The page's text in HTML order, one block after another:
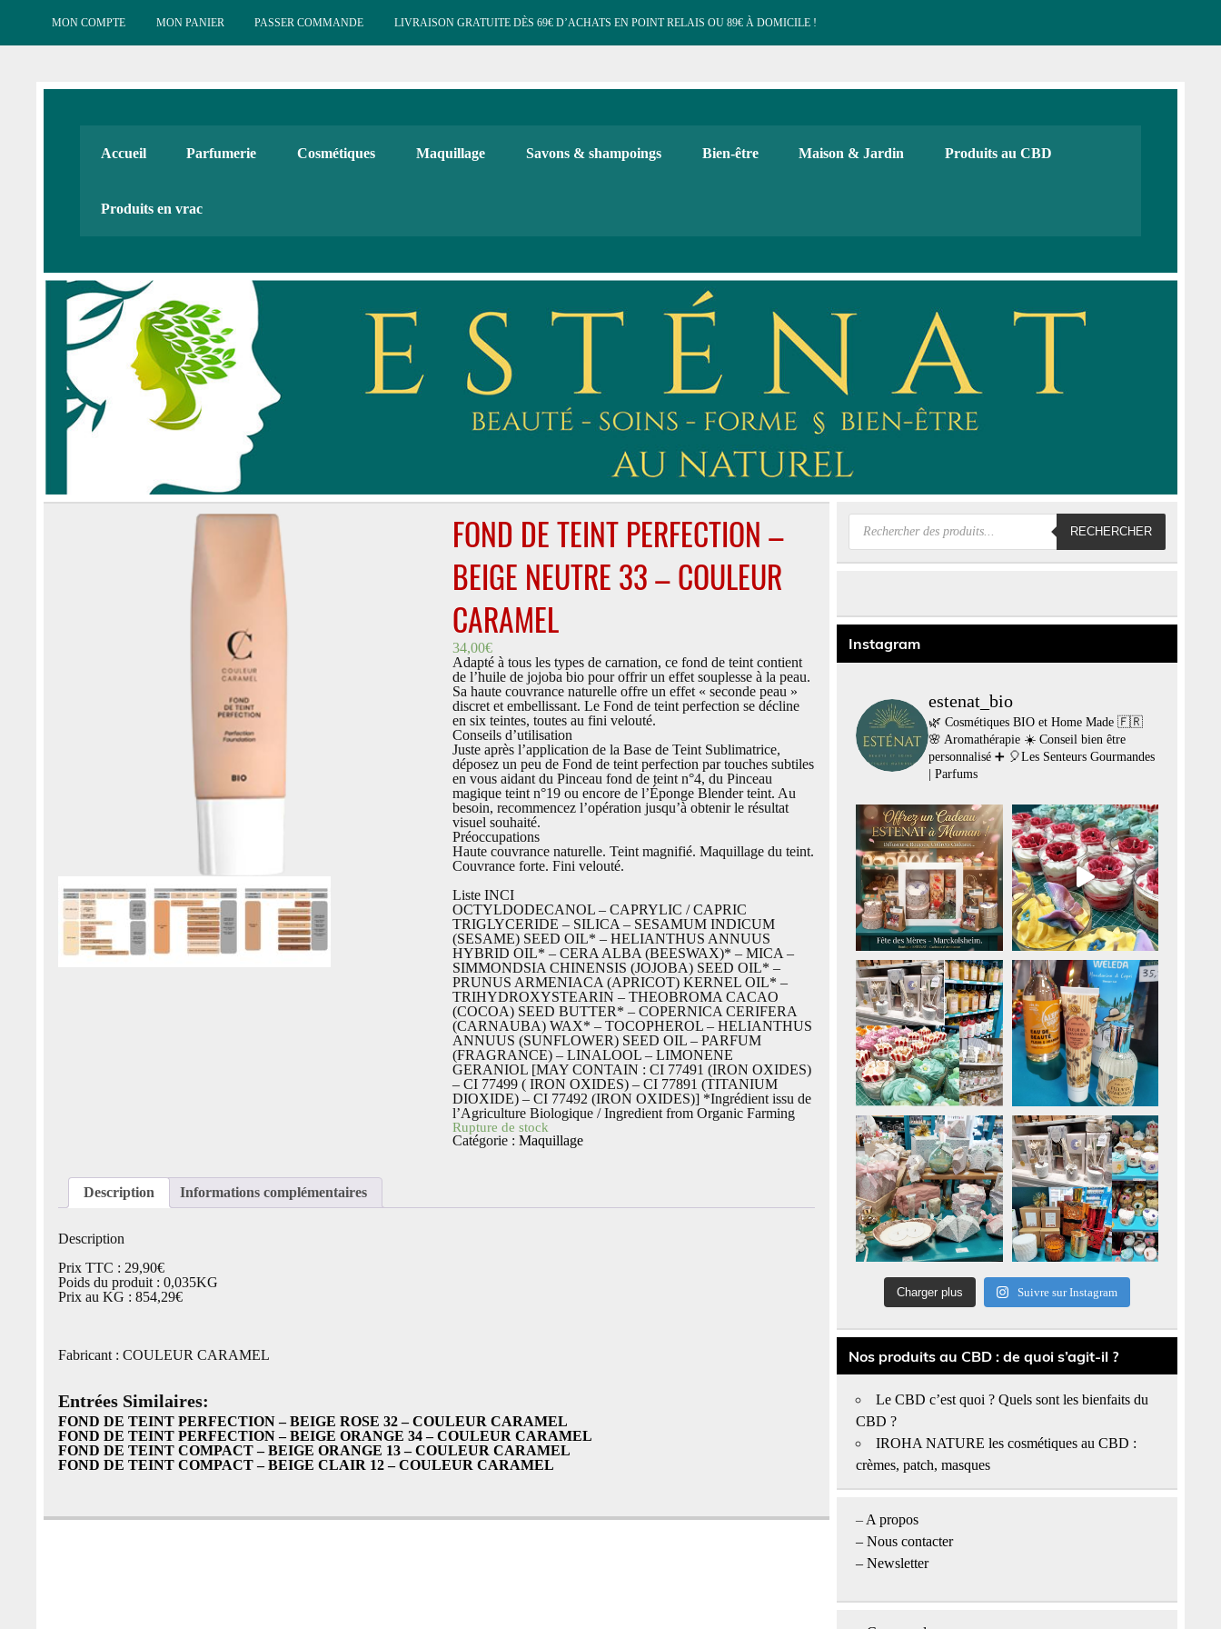
MON COMPTE MON PANIER PASSER COMMANDE LIVRAISON GRATUITE DÈS 69€ D’ACHATS EN POINT RELAIS OU 89€ À DOMICILE !
Esténat : Parfumerie cosmétiques maquillage CBD français Bio
Accueil
Parfumerie Cosmétiques Maquillage Savons & shampoings Bien-être Maison & Jardin Produits au CBD
Produits en vrac
FOND DE TEINT PERFECTION –
BEIGE NEUTRE 33 – COULEUR
CARAMEL
34,00€
Adapté à tous les types de carnation, ce fond de teint contient
de l’huile de jojoba bio pour offrir un effet souplesse à la peau.
Sa haute couvrance naturelle offre un effet « seconde peau »
discret et embellissant. Le Fond de teint perfection se décline
en six teintes, toutes au fini velouté.
Conseils d’utilisation
Juste après l’application de la Base de Teint Sublimatrice,
déposez un peu de Fond de teint perfection par touches subtiles
en vous aidant du Pinceau fond de teint n°4, du Pinceau
magique teint n°19 ou encore de l’Éponge Blender teint. Au
besoin, recommencez l’opération jusqu’à obtenir le résultat
visuel souhaité.
Préoccupations
Haute couvrance naturelle. Teint magnifié. Maquillage du teint.
Couvrance forte. Fini velouté.
Liste INCI
OCTYLDODECANOL – CAPRYLIC / CAPRIC
TRIGLYCERIDE – SILICA – SESAMUM INDICUM
(SESAME) SEED OIL* – HELIANTHUS ANNUUS
HYBRID OIL* – CERA ALBA (BEESWAX)* – MICA –
SIMMONDSIA CHINENSIS (JOJOBA) SEED OIL* –
PRUNUS ARMENIACA (APRICOT) KERNEL OIL* –
TRIHYDROXYSTEARIN – THEOBROMA CACAO
(COCOA) SEED BUTTER* – COPERNICA CERIFERA
(CARNAUBA) WAX* – TOCOPHEROL – HELIANTHUS
ANNUUS (SUNFLOWER) SEED OIL – PARFUM
(FRAGRANCE) – LINALOOL – LIMONENE 
GERANIOL [MAY CONTAIN : CI 77491 (IRON OXIDES)
– CI 77499 ( IRON OXIDES) – CI 77891 (TITANIUM
DIOXIDE) – CI 77492 (IRON OXIDES)] *Ingrédient issu de
l’Agriculture Biologique / Ingredient from Organic Farming
Rupture de stock
Catégorie : Maquillage
Description Informations complémentaires
Description
Prix TTC : 29,90€
Poids du produit : 0,035KG
Prix au KG : 854,29€
Fabricant : COULEUR CARAMEL
Entrées Similaires:
FOND DE TEINT PERFECTION – BEIGE ROSE 32 – COULEUR CARAMEL
FOND DE TEINT PERFECTION – BEIGE ORANGE 34 – COULEUR CARAMEL
FOND DE TEINT COMPACT – BEIGE ORANGE 13 – COULEUR CARAMEL
FOND DE TEINT COMPACT – BEIGE CLAIR 12 – COULEUR CARAMEL
Recherche
produits
RECHERCHER
Instagram
estenat_bio
🌿 Cosmétiques BIO et Home Made 🇫🇷
🌸 Aromathérapie ☀️ Conseil bien être
personnalisé ➕ 🎈Les Senteurs Gourmandes
| Parfums
Charger plus Suivre sur Instagram
Nos produits au CBD : de quoi s’agit-il ?
Le CBD c’est quoi ? Quels sont les bienfaits du
CBD ?
IROHA NATURE les cosmétiques au CBD :
crèmes, patch, masques
– A propos
–Nous contacter
– Newsletter